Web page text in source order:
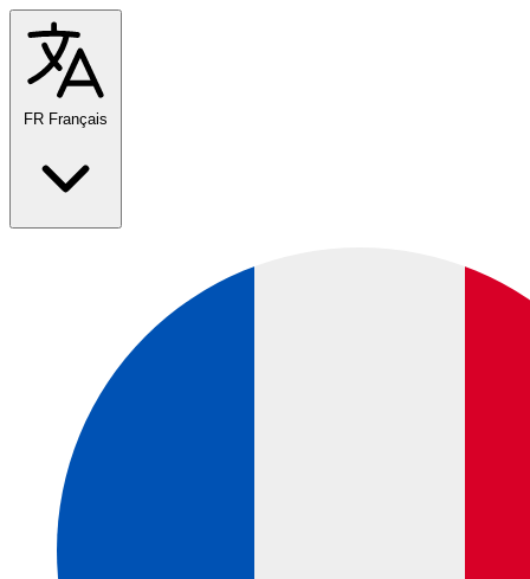
FR Français